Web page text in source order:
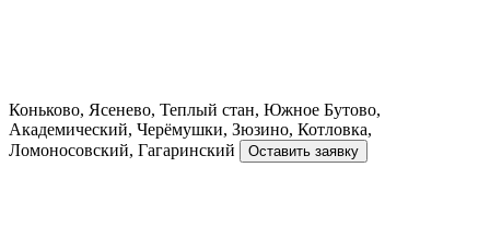
Коньково, Ясенево, Теплый стан, Южное Бутово,
Академический, Черёмушки, Зюзино, Котловка,
Ломоносовский, Гагаринский
Оставить заявку